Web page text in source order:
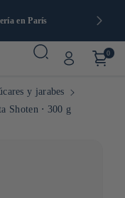
en París
0
y jarabes
Shoten ⋅ 300 g